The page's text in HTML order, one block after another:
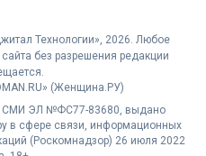
Технологии», 2026. Любое
без разрешения редакции
(Женщина.РУ)
СМИ ЭЛ №ФС77-83680, выдано
в сфере связи, информационных
(Роскомнадзор) 26 июля 2022